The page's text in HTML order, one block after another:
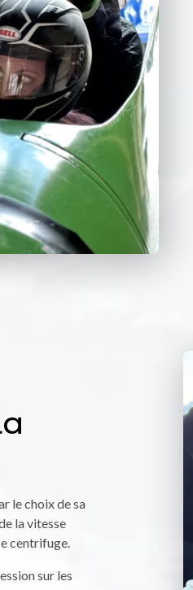
le choix de sa
la vitesse
centrifuge.
sur les